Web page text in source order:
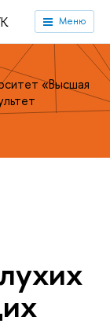
Меню
«Высшая